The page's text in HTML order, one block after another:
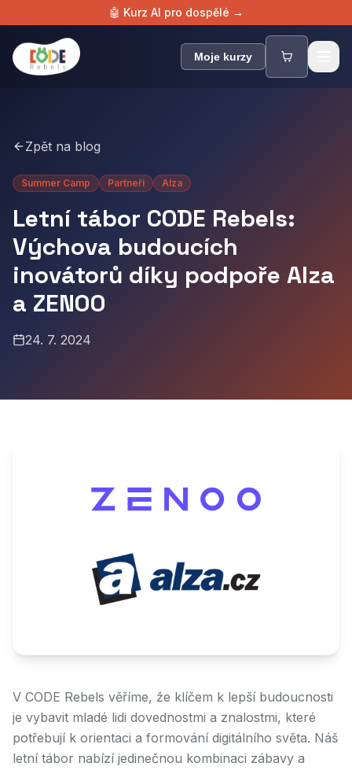
🤖 Kurz AI pro dospělé →
Zpět na blog
Summer Camp Partneři Alza
Letní tábor CODE Rebels:
Výchova budoucích
inovátorů díky podpoře Alza
a ZENOO
24. 7. 2024
V CODE Rebels věříme, že klíčem k lepší budoucnosti
je vybavit mladé lidi dovednostmi a znalostmi, které
potřebují k orientaci a formování digitálního světa. Náš
letní tábor nabízí jedinečnou kombinaci zábavy a